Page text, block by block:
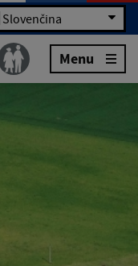
Slovenčina
Menu